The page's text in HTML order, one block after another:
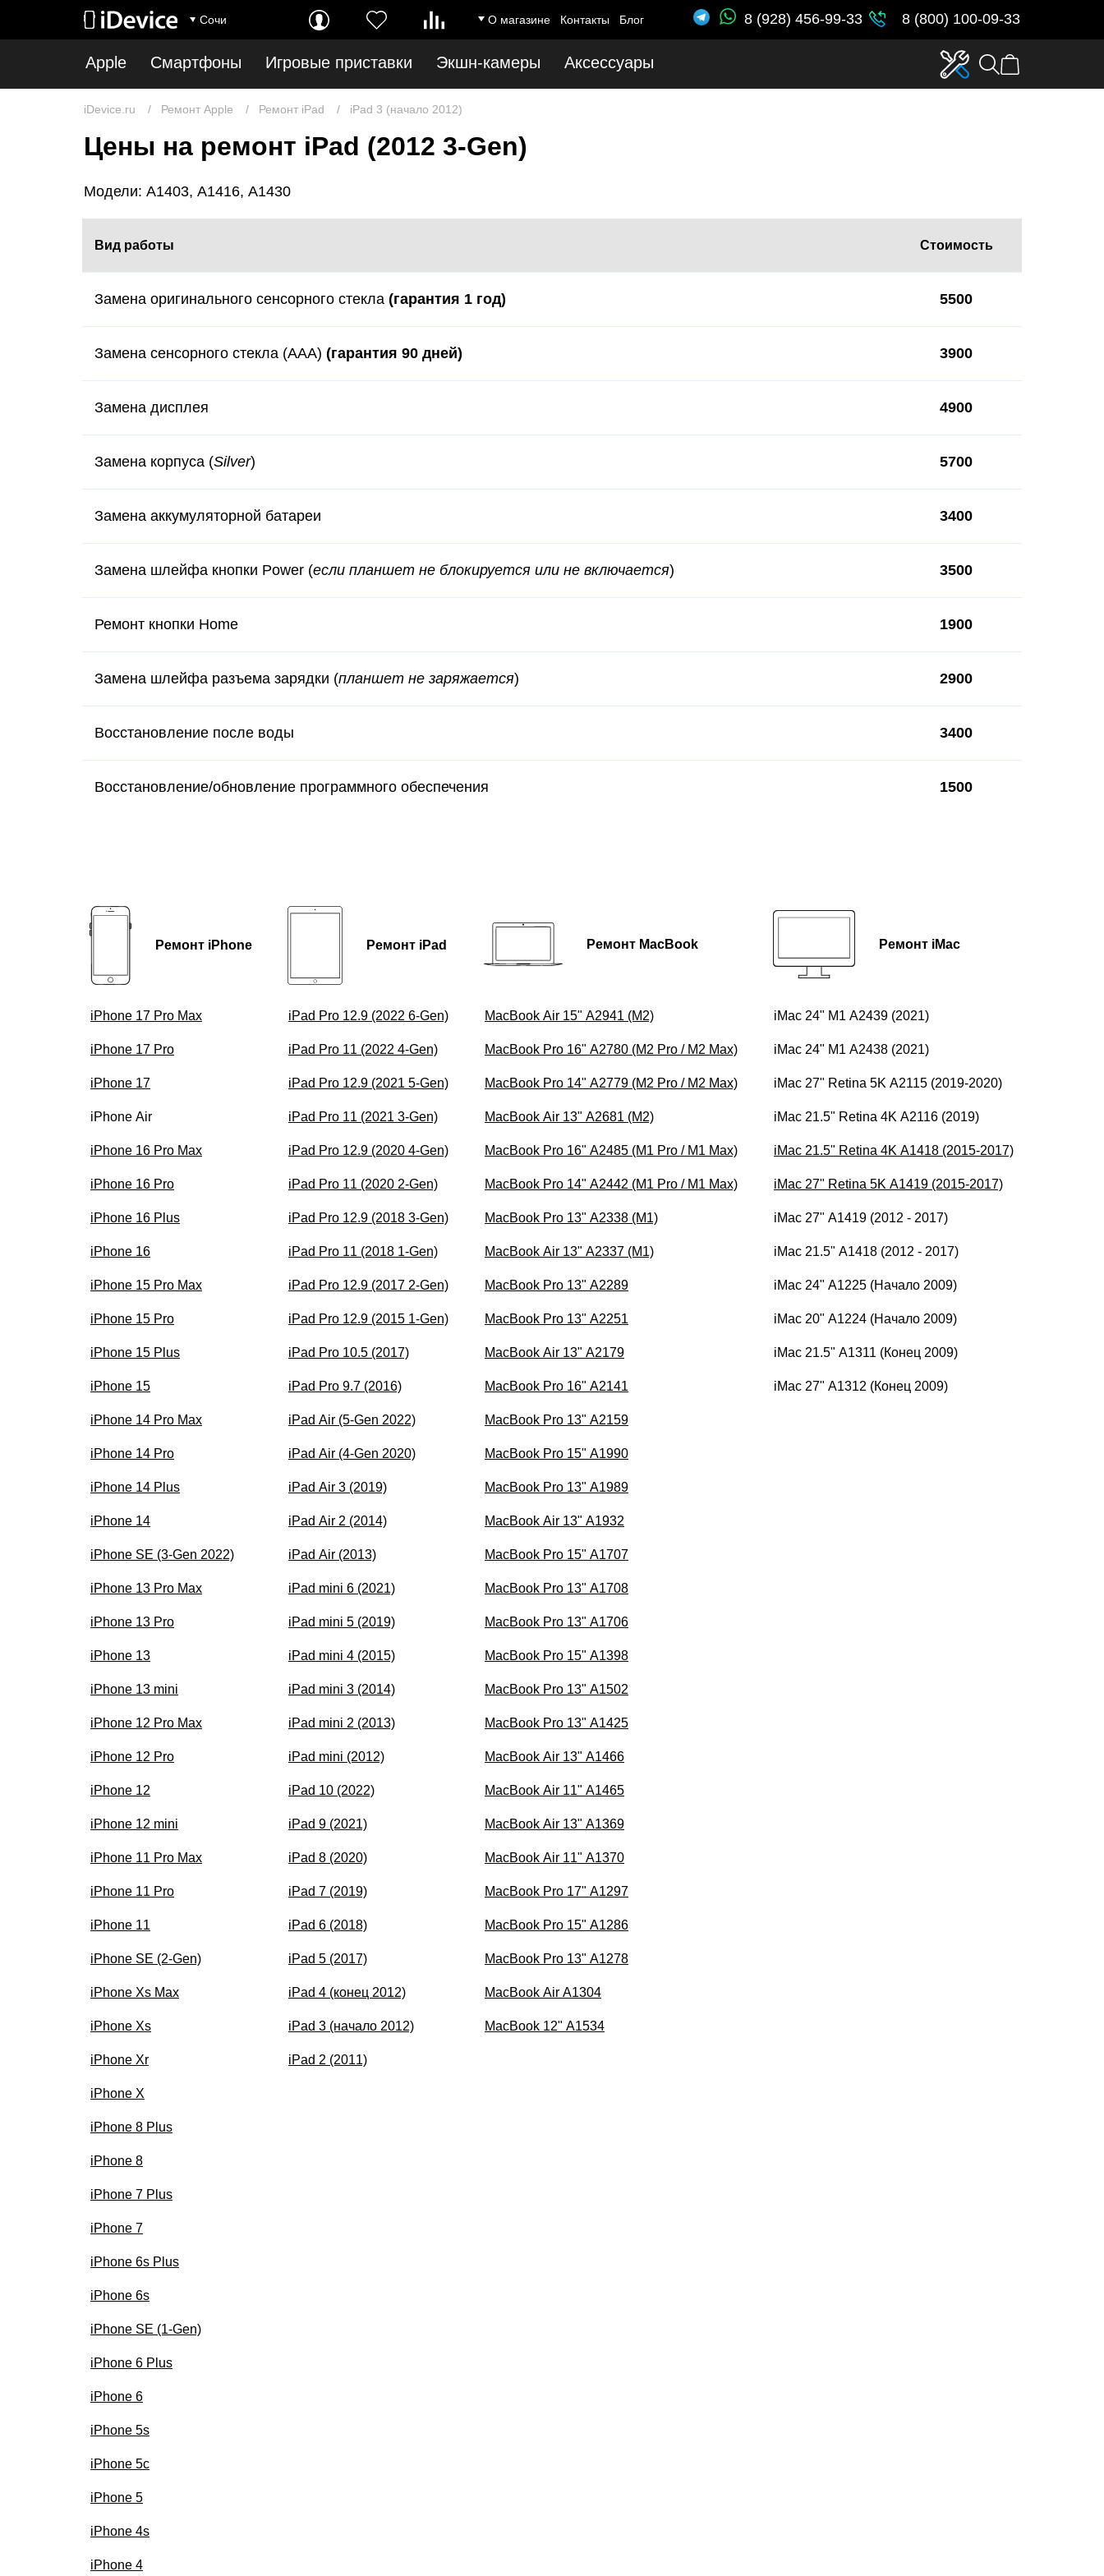
Сочи О магазине Контакты Блог 8 (928) 456-99-33 8 (800) 100-09-33
Apple Смартфоны Игровые приставки Экшн-камеры Аксессуары
iDevice.ru Ремонт Apple Ремонт iPad iPad 3 (начало 2012)
Цены на ремонт iPad (2012 3-Gen)
Модели: A1403, A1416, A1430
Вид работы Стоимость
Замена оригинального сенсорного стекла (гарантия 1 год) 5500
Замена сенсорного стекла (AAA) (гарантия 90 дней) 3900
Замена дисплея 4900
Замена корпуса (Silver) 5700
Замена аккумуляторной батареи 3400
Замена шлейфа кнопки Power (если планшет не блокируется или не включается) 3500
Ремонт кнопки Home 1900
Замена шлейфа разъема зарядки (планшет не заряжается) 2900
Восстановление после воды 3400
Восстановление/обновление программного обеспечения 1500
Ремонт iPhone
iPhone 17 Pro Max
iPhone 17 Pro
iPhone 17
iPhone Air
iPhone 16 Pro Max
iPhone 16 Pro
iPhone 16 Plus
iPhone 16
iPhone 15 Pro Max
iPhone 15 Pro
iPhone 15 Plus
iPhone 15
iPhone 14 Pro Max
iPhone 14 Pro
iPhone 14 Plus
iPhone 14
iPhone SE (3-Gen 2022)
iPhone 13 Pro Max
iPhone 13 Pro
iPhone 13
iPhone 13 mini
iPhone 12 Pro Max
iPhone 12 Pro
iPhone 12
iPhone 12 mini
iPhone 11 Pro Max
iPhone 11 Pro
iPhone 11
iPhone SE (2-Gen)
iPhone Xs Max
iPhone Xs
iPhone Xr
iPhone X
iPhone 8 Plus
iPhone 8
iPhone 7 Plus
iPhone 7
iPhone 6s Plus
iPhone 6s
iPhone SE (1-Gen)
iPhone 6 Plus
iPhone 6
iPhone 5s
iPhone 5c
iPhone 5
iPhone 4s
iPhone 4
Ремонт iPad
iPad Pro 12.9 (2022 6-Gen)
iPad Pro 11 (2022 4-Gen)
iPad Pro 12.9 (2021 5-Gen)
iPad Pro 11 (2021 3-Gen)
iPad Pro 12.9 (2020 4-Gen)
iPad Pro 11 (2020 2-Gen)
iPad Pro 12.9 (2018 3-Gen)
iPad Pro 11 (2018 1-Gen)
iPad Pro 12.9 (2017 2-Gen)
iPad Pro 12.9 (2015 1-Gen)
iPad Pro 10.5 (2017)
iPad Pro 9.7 (2016)
iPad Air (5-Gen 2022)
iPad Air (4-Gen 2020)
iPad Air 3 (2019)
iPad Air 2 (2014)
iPad Air (2013)
iPad mini 6 (2021)
iPad mini 5 (2019)
iPad mini 4 (2015)
iPad mini 3 (2014)
iPad mini 2 (2013)
iPad mini (2012)
iPad 10 (2022)
iPad 9 (2021)
iPad 8 (2020)
iPad 7 (2019)
iPad 6 (2018)
iPad 5 (2017)
iPad 4 (конец 2012)
iPad 3 (начало 2012)
iPad 2 (2011)
Ремонт MacBook
MacBook Air 15" A2941 (M2)
MacBook Pro 16" A2780 (M2 Pro / M2 Max)
MacBook Pro 14" A2779 (M2 Pro / M2 Max)
MacBook Air 13" A2681 (M2)
MacBook Pro 16" A2485 (M1 Pro / M1 Max)
MacBook Pro 14" A2442 (M1 Pro / M1 Max)
MacBook Pro 13" A2338 (M1)
MacBook Air 13" A2337 (M1)
MacBook Pro 13" A2289
MacBook Pro 13" A2251
MacBook Air 13" A2179
MacBook Pro 16" A2141
MacBook Pro 13" A2159
MacBook Pro 15" A1990
MacBook Pro 13" A1989
MacBook Air 13" A1932
MacBook Pro 15" A1707
MacBook Pro 13" A1708
MacBook Pro 13" A1706
MacBook Pro 15" A1398
MacBook Pro 13" A1502
MacBook Pro 13" A1425
MacBook Air 13" A1466
MacBook Air 11" A1465
MacBook Air 13" A1369
MacBook Air 11" A1370
MacBook Pro 17" A1297
MacBook Pro 15" A1286
MacBook Pro 13" A1278
MacBook Air A1304
MacBook 12" A1534
Ремонт iMac
iMac 24" M1 A2439 (2021)
iMac 24" M1 A2438 (2021)
iMac 27" Retina 5K A2115 (2019-2020)
iMac 21.5" Retina 4K A2116 (2019)
iMac 21.5" Retina 4K A1418 (2015-2017)
iMac 27" Retina 5K A1419 (2015-2017)
iMac 27" A1419 (2012 - 2017)
iMac 21.5" A1418 (2012 - 2017)
iMac 24" A1225 (Начало 2009)
iMac 20" A1224 (Начало 2009)
iMac 21.5" A1311 (Конец 2009)
iMac 27" A1312 (Конец 2009)